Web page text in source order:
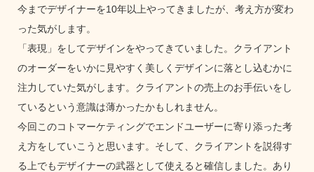
今までデザイナーを10年以上やってきましたが、考え方が変わ
った気がします。
「表現」をしてデザインをやってきていました。クライアント
のオーダーをいかに見やすく美しくデザインに落とし込むかに
注力していた気がします。クライアントの売上のお手伝いをし
ているという意識は薄かったかもしれません。
今回このコトマーケティングでエンドユーザーに寄り添った考
え方をしていこうと思います。そして、クライアントを説得す
る上でもデザイナーの武器として使えると確信しました。あり